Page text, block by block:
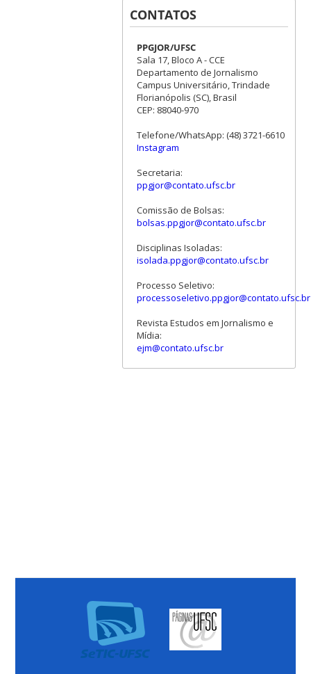
CONTATOS
PPGJOR/UFSC
Sala 17, Bloco A - CCE
Departamento de Jornalismo
Campus Universitário, Trindade
Florianópolis (SC), Brasil
CEP: 88040-970
Telefone/WhatsApp: (48) 3721-6610
Instagram
Secretaria:
ppgjor@contato.ufsc.br
Comissão de Bolsas:
bolsas.ppgjor@contato.ufsc.br
Disciplinas Isoladas:
isolada.ppgjor@contato.ufsc.br
Processo Seletivo:
processoseletivo.ppgjor@contato.ufsc.br
Revista Estudos em Jornalismo e
Mídia:
ejm@contato.ufsc.br